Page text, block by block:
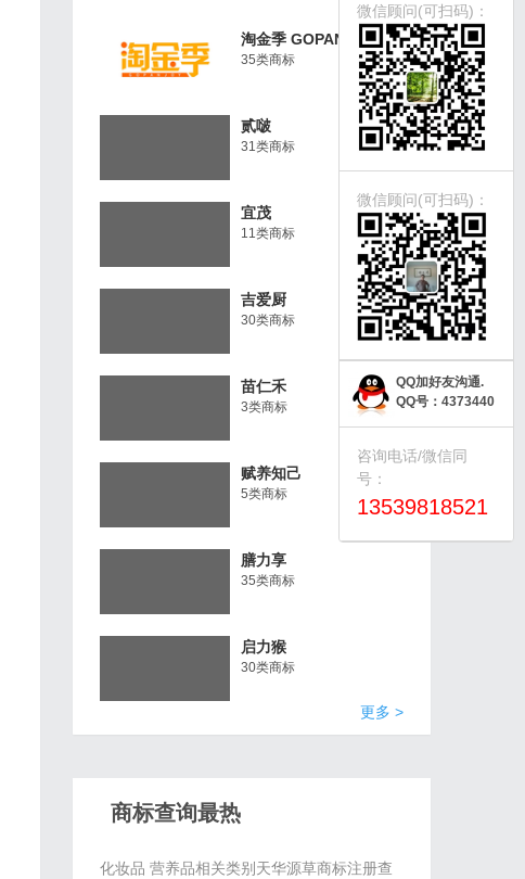
微信顾问(可扫码)：
微信顾问(可扫码)：
QQ加好友沟通.
QQ号：4373440
咨询电话/微信同
号：
13539818521
淘金季 GOPANJOY
35类商标
贰啵
31类商标
宜茂
11类商标
吉爱厨
30类商标
苗仁禾
3类商标
赋养知己
5类商标
膳力享
35类商标
启力猴
30类商标
更多 >
商标查询最热
化妆品 营养品相关类别天华源草商标注册查